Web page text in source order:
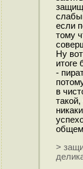
если
тому
Ну
итоге
-
в
общем
>